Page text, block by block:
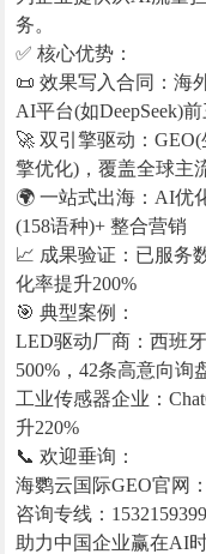
务。
✅ 核心优势：
📜 效果写入合同：海
AI平台(如DeepSeek)
🚀 双引擎驱动：
擎优化)，覆盖全球主
🌍 一站式出海：AI优
(158语种)+ 整合营销
📈 成果验证：已服务
化率提升200%
🎯 典型案例：
LED驱动厂商：西班
500%，42条高意向询
工业传感器企业：
升220%
📞 欢迎垂询：
海鹦云国际GEO官网
咨询专线：
助力中国企业赢在AI